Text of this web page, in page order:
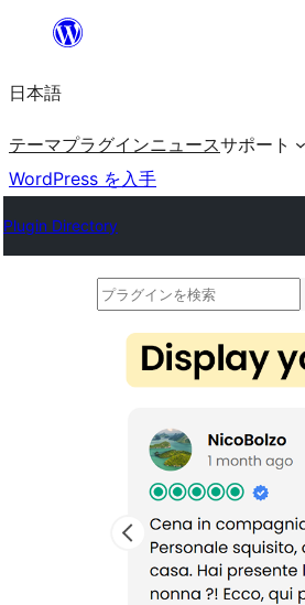
を
ッ
プ
日本語
テーマプラグインニュースサポート
WordPress を入手
Plugin Directory
プ